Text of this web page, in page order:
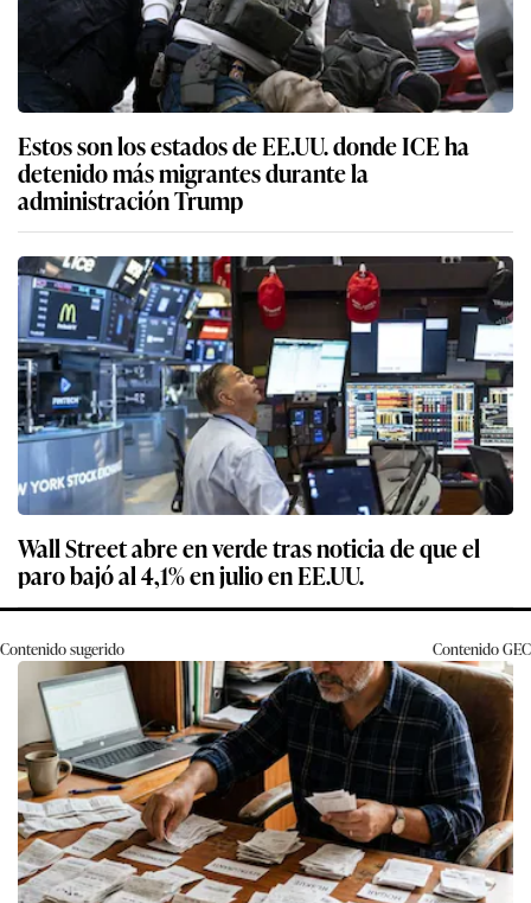
Estos son los estados de EE.UU. donde ICE ha
detenido más migrantes durante la
administración Trump
Wall Street abre en verde tras noticia de que el
paro bajó al 4,1% en julio en EE.UU.
Contenido sugerido ContenidoGEC